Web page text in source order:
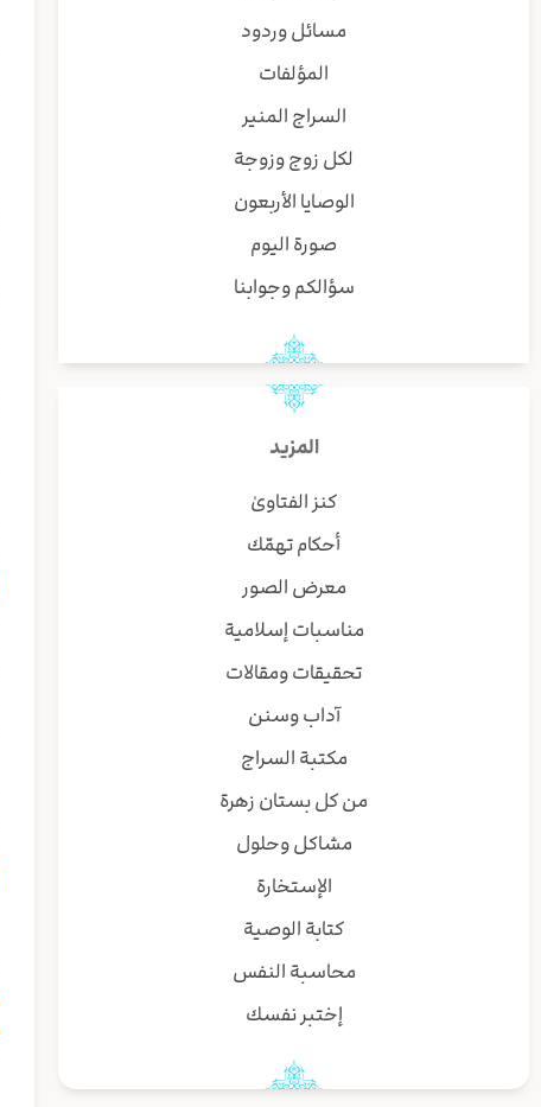
مسائل وردود
المؤلفات
السراج المنير
لكل زوج وزوجة
الوصايا الأربعون
صورة اليوم
سؤالكم وجوابنا
المزيد
كنز الفتاوىٰ
أحكام تهمّك
معرض الصور
مناسبات إسلامية
تحقيقات ومقالات
آداب وسنن
مكتبة السراج
من كل بستان زهرة
مشاكل وحلول
الإستخارة
كتابة الوصية
محاسبة النفس
إختبر نفسك